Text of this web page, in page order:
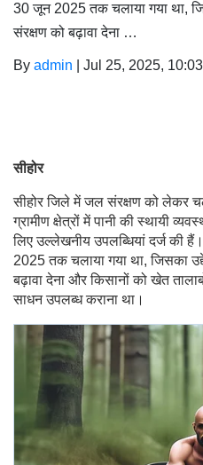
30 जून 2025 तक चलाया गया था,
संरक्षण को बढ़ावा देना …
By admin Jul 25, 2025,
सीहोर
सीहोर जिले में जल संरक्षण को लेकर
ग्रामीण क्षेत्रों में पानी की स्थायी
लिए उल्लेखनीय उपलब्धियां दर्ज की
2025 तक चलाया गया था, जिसका
बढ़ावा देना और किसानों को खेत
साधन उपलब्ध कराना था।